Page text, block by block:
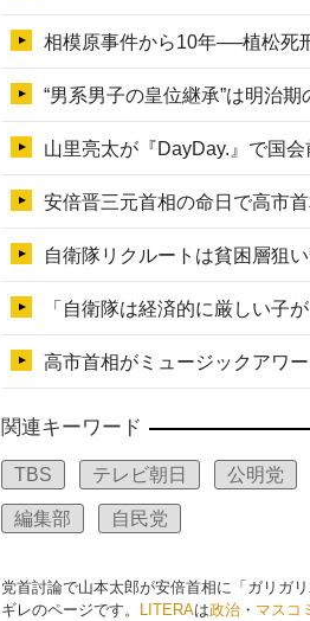
関連キーワード
TBS テレビ朝日 公明党
編集部 自民党
党首討論で山本太郎が安倍首相に「ガリガ
ギレのページです。
LITERAは政治 ・ マスコ